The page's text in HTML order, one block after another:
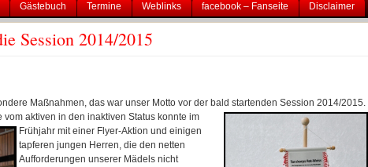
Gästebuch Termine Weblinks facebook – Fanseite Disclaimer
Session 2014/2015
Maßnahmen, das war unser Motto vor der bald startenden Session 2014/2015.
aktiven in den inaktiven Status konnte im
Frühjahr mit einer Flyer-Aktion und einigen
tapferen jungen Herren, die den netten
Aufforderungen unserer Mädels nicht